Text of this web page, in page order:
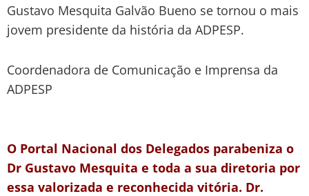
Gustavo Mesquita Galvão Bueno se tornou o mais
jovem presidente da história da ADPESP.
Coordenadora de Comunicação e Imprensa da
ADPESP
O Portal Nacional dos Delegados parabeniza o
Dr Gustavo Mesquita e toda a sua diretoria por
essa valorizada e reconhecida vitória. Dr.